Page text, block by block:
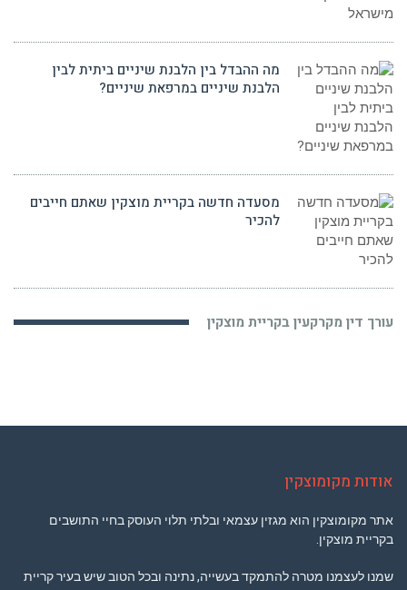
מה ההבדל בין הלבנת שיניים ביתית לבין
הלבנת שיניים במרפאת שיניים?
מסעדה חדשה בקריית מוצקין שאתם חייבים
להכיר
עורך דין מקרקעין בקריית מוצקין
אודות מקומוצקין
אתר מקומוצקין הוא מגזין עצמאי ובלתי תלוי העוסק בחיי התושבים
בקריית מוצקין.
שמנו לעצמנו מטרה להתמקד בעשייה, נתינה ובכל הטוב שיש בעיר קריית